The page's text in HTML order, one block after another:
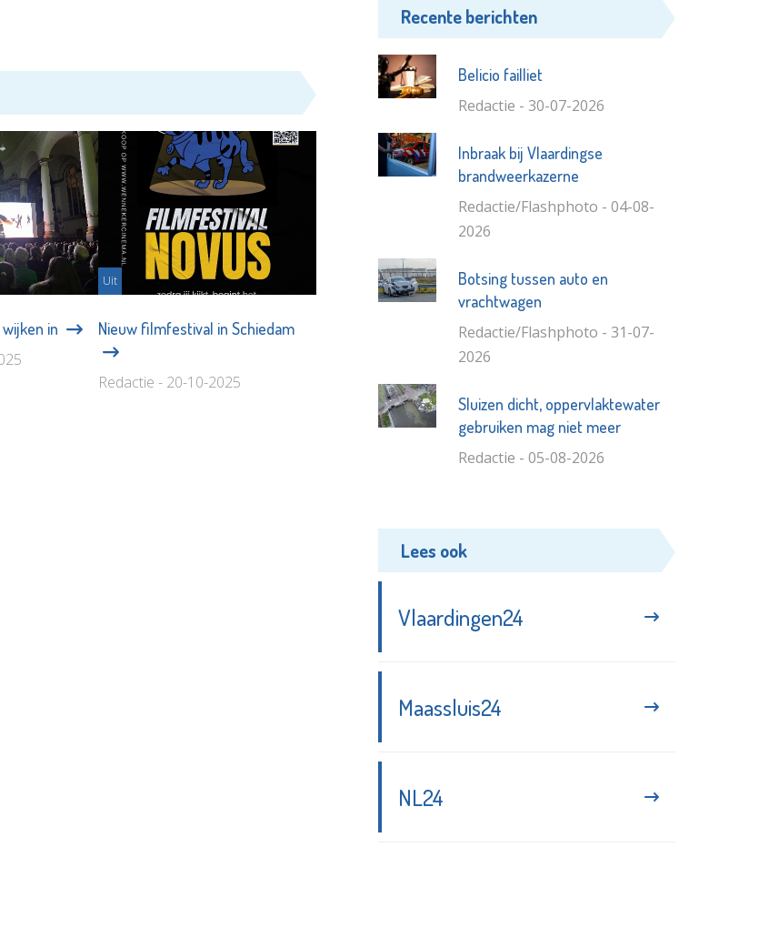
in
Uit
Nieuw filmfestival in Schiedam
Redactie - 20-10-2025
Recente berichten
Belicio failliet
Redactie - 30-07-2026
Inbraak bij Vlaardingse
brandweerkazerne
Redactie/Flashphoto - 04-08-
2026
Botsing tussen auto en
vrachtwagen
Redactie/Flashphoto - 31-07-
2026
Sluizen dicht, oppervlaktewater
gebruiken mag niet meer
Redactie - 05-08-2026
Lees ook
Vlaardingen24
Maassluis24
NL24